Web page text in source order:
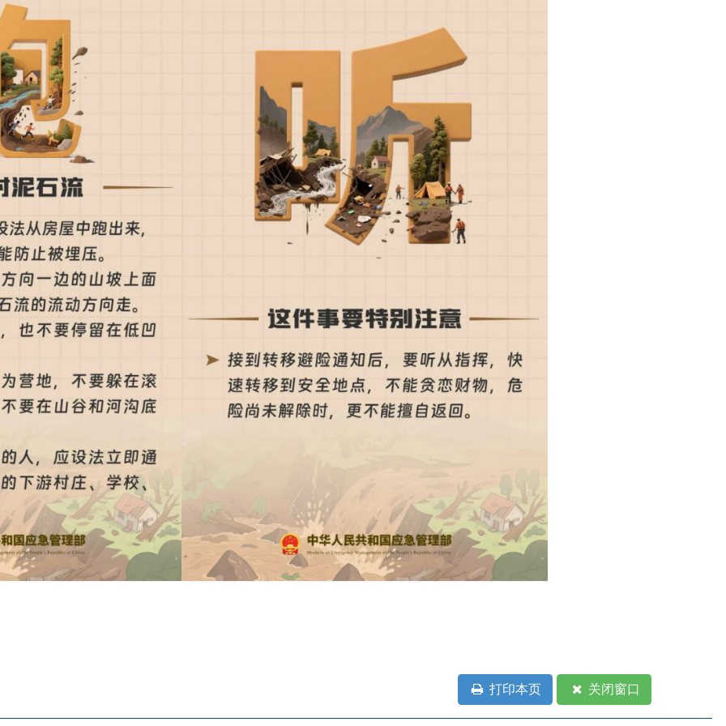
打印本页 关闭窗口
省区市政府
区政府部门
地州市政府
网站标识码：6530230001
号
电话：0908-5623856